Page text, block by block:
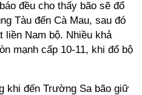
đều cho thấy bão sẽ đổ
Tàu đến Cà Mau, sau đó
liền Nam bộ. Nhiều khả
mạnh cấp 10-11, khi đổ bộ
khi đến Trường Sa bão giữ